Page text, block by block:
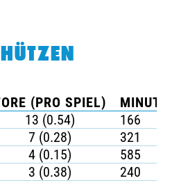
(PRO SPIEL)
13 (0.54)
166
7 (0.28)
321
4 (0.15)
585
3 (0.38)
240